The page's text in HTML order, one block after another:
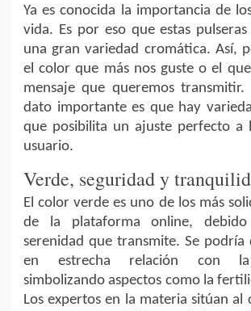
Ya es conocida la importancia de
vida. Es por eso que estas
una gran variedad cromática. Así,
el color que más nos guste o el
mensaje que queremos
dato importante es que hay
que posibilita un ajuste perfecto a
usuario.
Verde, seguridad y
El color verde es uno de los más
de la plataforma online,
serenidad que transmite. Se podría
en estrecha relación con la
simbolizando aspectos como la
Los expertos en la materia sitúan al